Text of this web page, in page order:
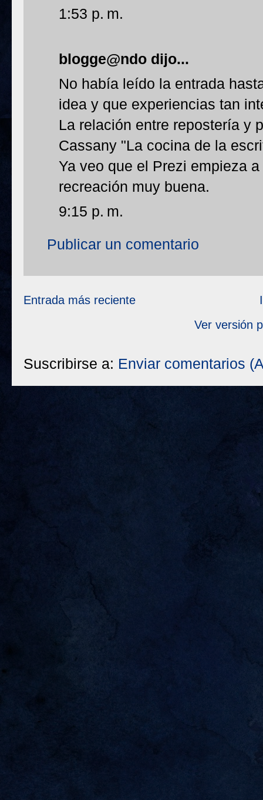
1:53 p. m.
blogge@ndo dijo...
No había leído la entrada
idea y que experiencias tan
La relación entre repostería y
Cassany "La cocina de la
Ya veo que el Prezi empieza
recreación muy buena.
9:15 p. m.
Publicar un comentario
Entrada más reciente
Ver versión
Suscribirse a: Enviar comentarios